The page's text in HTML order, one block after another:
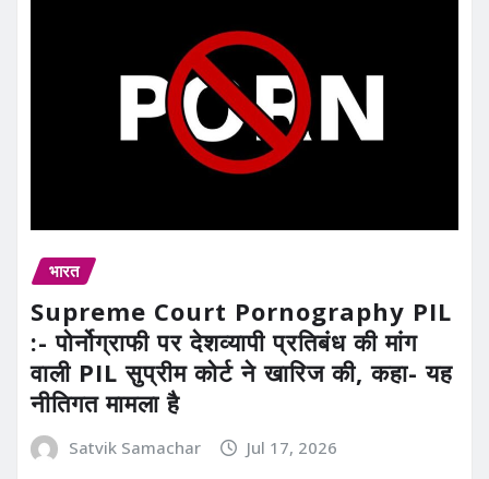
भारत
Supreme Court Pornography PIL
:- पोर्नोग्राफी पर देशव्यापी प्रतिबंध की मांग
वाली PIL सुप्रीम कोर्ट ने खारिज की, कहा- यह
नीतिगत मामला है
Satvik Samachar Jul 17, 2026